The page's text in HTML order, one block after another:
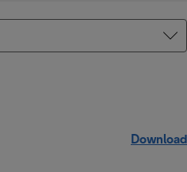
Download